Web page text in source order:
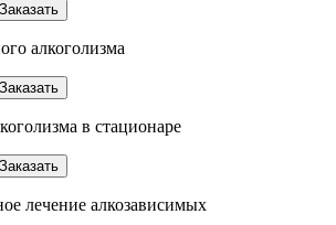
Заказать
алкоголизма
Заказать
в стационаре
Заказать
лечение алкозависимых